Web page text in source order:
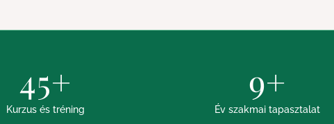
Kurzus és tréning
45+
Év szakmai tapasztalat
9+